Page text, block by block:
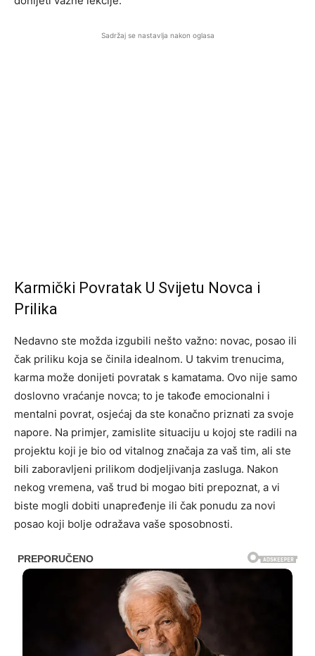
Sadržaj se nastavlja nakon oglasa
Karmički Povratak U Svijetu Novca i
Prilika
Nedavno ste možda izgubili nešto važno: novac, posao ili
čak priliku koja se činila idealnom. U takvim trenucima,
karma može donijeti povratak s kamatama. Ovo nije samo
doslovno vraćanje novca; to je takođe emocionalni i
mentalni povrat, osjećaj da ste konačno priznati za svoje
napore. Na primjer, zamislite situaciju u kojoj ste radili na
projektu koji je bio od vitalnog značaja za vaš tim, ali ste
bili zaboravljeni prilikom dodjeljivanja zasluga. Nakon
nekog vremena, vaš trud bi mogao biti prepoznat, a vi
biste mogli dobiti unapređenje ili čak ponudu za novi
posao koji bolje odražava vaše sposobnosti.